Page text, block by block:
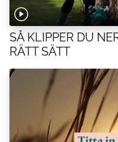
SÅ KLIPPER DU
RÄTT SÄTT